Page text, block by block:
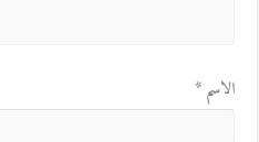
الاسم*